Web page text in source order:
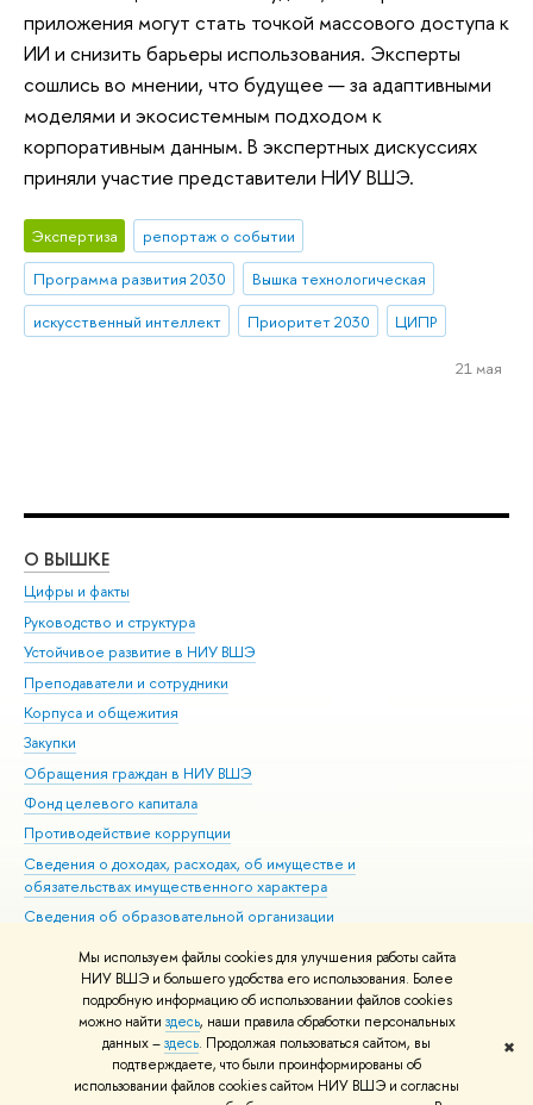
Мы используем файлы cookies для улучшения работы сайта
НИУ ВШЭ и большего удобства его использования. Более
подробную информацию об использовании файлов cookies
можно найти здесь, наши правила обработки персональных
данных –здесь. Продолжая пользоваться сайтом, вы
подтверждаете, что были проинформированы об
использовании файлов cookies сайтом НИУ ВШЭ и согласны
✖
приложения могут стать точкой массового доступа к
ИИ и снизить барьеры использования. Эксперты
сошлись во мнении, что будущее — за адаптивными
моделями и экосистемным подходом к
корпоративным данным. В экспертных дискуссиях
приняли участие представители НИУ ВШЭ.
Экспертиза
репортаж о событии
Программа развития 2030
Вышка технологическая
искусственный интеллект
Приоритет 2030 ЦИПР
21 мая
О ВЫШКЕ
Цифры и факты
Руководство и структура
Устойчивое развитие в НИУ ВШЭ
Преподаватели и сотрудники
Корпуса и общежития
Закупки
Обращения граждан в НИУ ВШЭ
Фонд целевого капитала
Противодействие коррупции
Сведения о доходах, расходах, об имуществе и
обязательствах имущественного характера
Сведения об образовательной организации
Людям с ограниченными возможностями здоровья
Единая платежная страница
Работа в Вышке
© НИУ ВШЭ 1993–2026 Адреса и контакты Условия использования